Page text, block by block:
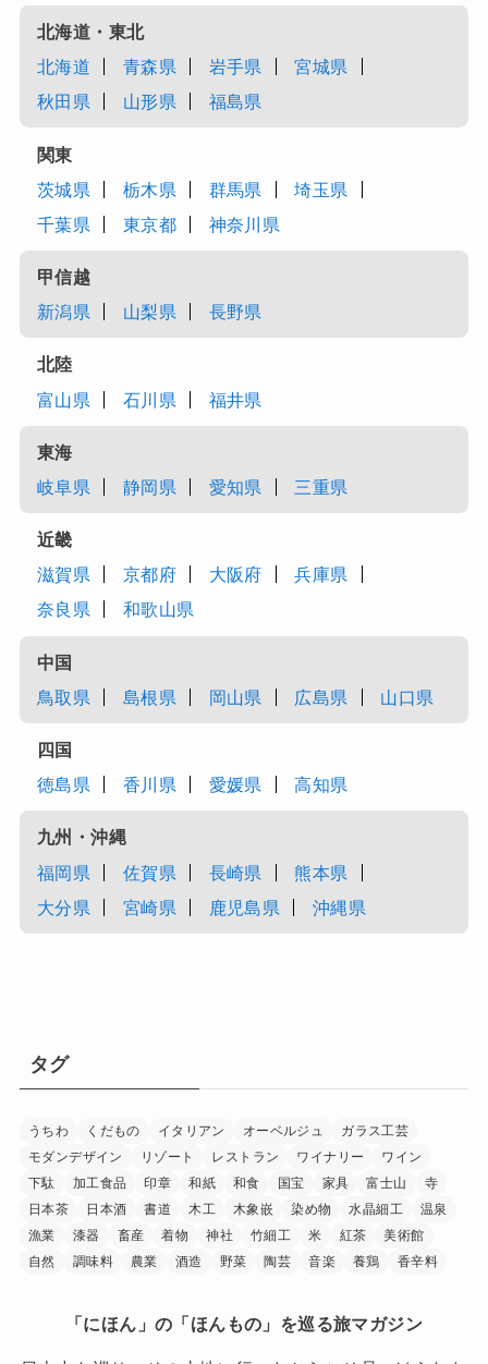
北海道・東北
北海道
青森県 岩手県
宮城県
秋田県
山形県 福島県
関東
茨城県
栃木県 群馬県
埼玉県
千葉県
東京都 神奈川県
甲信越
新潟県
山梨県 長野県
北陸
富山県
石川県 福井県
東海
岐阜県
静岡県 愛知県 三重県
近畿
滋賀県
京都府 大阪府
兵庫県
奈良県
和歌山県
中国
鳥取県
島根県 岡山県 広島県 山口県
四国
徳島県
香川県 愛媛県 高知県
九州・沖縄
福岡県
佐賀県 長崎県
熊本県
大分県
宮崎県 鹿児島県 沖縄県
タグ
うちわ くだもの イタリアン オーベルジュ
ガラス工芸
モダンデザイン
リゾート レストラン ワイナリー
ワイン
下駄
加工食品 印章 和紙 和食 国宝 家具 富士山
寺
日本茶
日本酒 書道 木工 木象嵌 染め物 水晶細工
温泉
漁業
漆器 畜産 着物 神社 竹細工 米 紅茶
美術館
自然
調味料 農業 酒造 野菜 陶芸 音楽 養鶏 香辛料
「にほん」の「ほんもの」を巡る旅マガジン